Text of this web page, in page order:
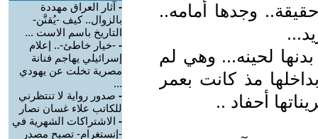
وجدها أمامه..
لحينه... وهي لم
مذ كانت بعمر
أحفاد ..
- آثار العراق مهددة
بالزوال.. كيف -يُقنَّن-
التاريخ باسم الاست ...
- -خيار خاطئ-.. إعلام
إسرائيلي يهاجم فنانة
مصرية تخلت عن يهودي
...
- صدور رواية لا تنتظرني
للكاتب علاء غسان نصار
- الاشتراكات الشهرية في
-إنستغرام- تصبح مصدر